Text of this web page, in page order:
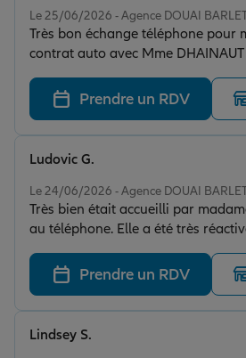
Le 25/06/2026 - Agence DOUAI
Très bon échange téléphone pour
contrat auto avec Mme
très agréable et souriante , cela
téléphone! Explications détaillée
les informations. 😀
Prendre un RDV
Le 24/06/2026 - Agence DOUAI
Très bien était accueilli par
au téléphone. Elle a été très
surtout j'ai pas eu besoin de me
en ligne. Encore merci.
Ludovic G.
Prendre un RDV
Lindsey S.